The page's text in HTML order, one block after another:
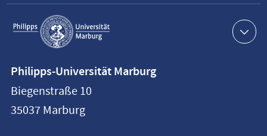
Service-
Navigation
Philipps-
Universität
Marburg
Philipps-Universität Marburg
Biegenstraße 10
35037 Marburg